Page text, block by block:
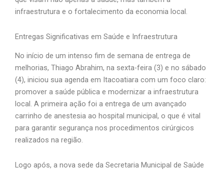
infraestrutura e o fortalecimento da economia local.
Entregas Significativas em Saúde e Infraestrutura
No início de um intenso fim de semana de entrega de
melhorias, Thiago Abrahim, na sexta-feira (3) e no sábado
(4), iniciou sua agenda em Itacoatiara com um foco claro:
promover a saúde pública e modernizar a infraestrutura
local. A primeira ação foi a entrega de um avançado
carrinho de anestesia ao hospital municipal, o que é vital
para garantir segurança nos procedimentos cirúrgicos
realizados na região.
Logo após, a nova sede da Secretaria Municipal de Saúde